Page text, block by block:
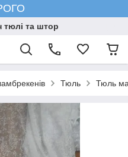
тюлі та штор
Тюль Тюль